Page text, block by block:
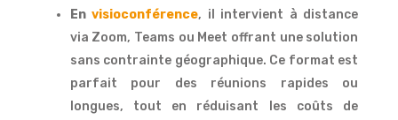
Envisioconférence, il intervient à distance
via Zoom, Teams ou Meet offrant une solution
sans contrainte géographique. Ce format est
parfait pour des réunions rapides ou
longues, tout en réduisant les coûts de